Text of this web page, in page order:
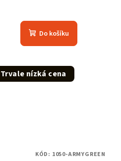
hodnocení
produktu
je
z
5
Do košíku
Trvale nízká cena
KÓD: 1050-ARMYGREEN